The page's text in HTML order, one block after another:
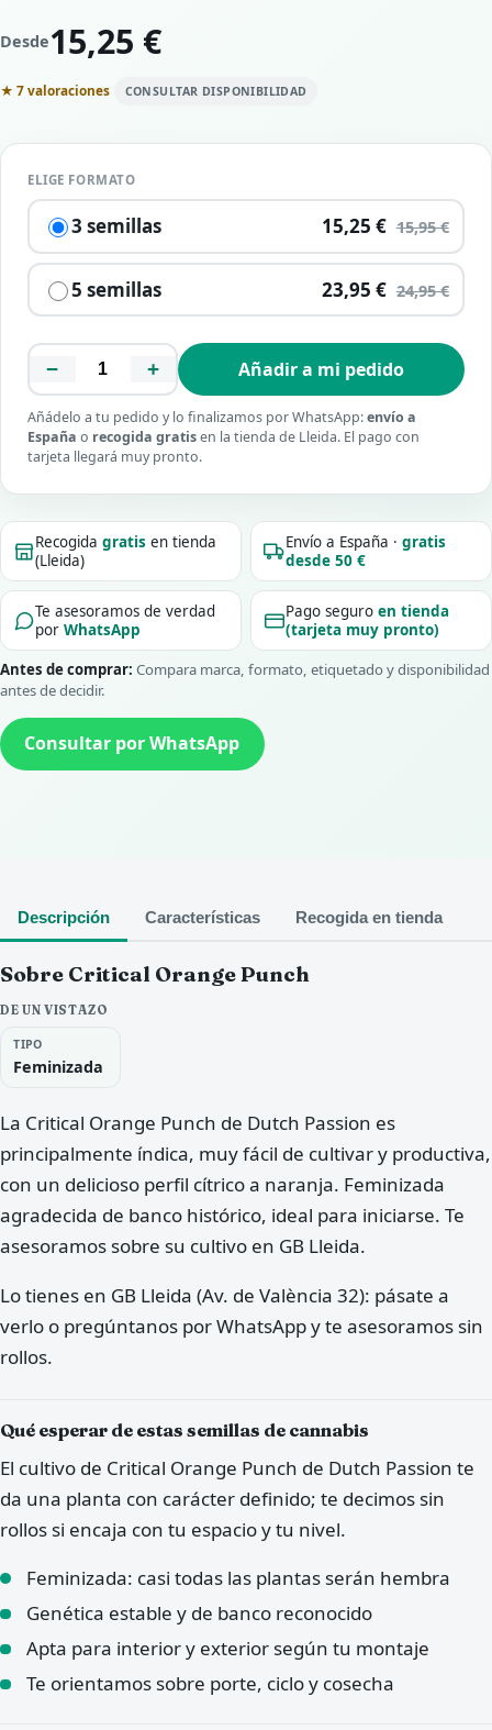
Desde15,25 €
★ 7 valoraciones CONSULTAR DISPONIBILIDAD
ELIGE FORMATO
3 semillas 15,25 € 15,95 €
5 semillas 23,95 € 24,95 €
− + Añadir a mi pedido
Añádelo a tu pedido y lo finalizamos por WhatsApp:envío a
España o recogida gratisen la tienda de Lleida. El pago con
tarjeta llegará muy pronto.
Recogidagratis en tienda
(Lleida)
Envío a España ·gratis
desde 50 €
Te asesoramos de verdad
porWhatsApp
Pago seguroen tienda
(tarjeta muy pronto)
Antes de comprar: Compara marca, formato, etiquetado y disponibilidad
antes de decidir.
Consultar por WhatsApp
Descripción Características Recogida en tienda
Sobre Critical Orange Punch
DE UN VISTAZO
TIPO
Feminizada
La Critical Orange Punch de Dutch Passion es
principalmente índica, muy fácil de cultivar y productiva,
con un delicioso perfil cítrico a naranja. Feminizada
agradecida de banco histórico, ideal para iniciarse. Te
asesoramos sobre su cultivo en GB Lleida.
Lo tienes en GB Lleida (Av. de València 32): pásate a
verlo o pregúntanos por WhatsApp y te asesoramos sin
rollos.
Qué esperar de estas semillas de cannabis
El cultivo de Critical Orange Punch de Dutch Passion te
da una planta con carácter definido; te decimos sin
rollos si encaja con tu espacio y tu nivel.
Feminizada: casi todas las plantas serán hembra
Genética estable y de banco reconocido
Apta para interior y exterior según tu montaje
Te orientamos sobre porte, ciclo y cosecha